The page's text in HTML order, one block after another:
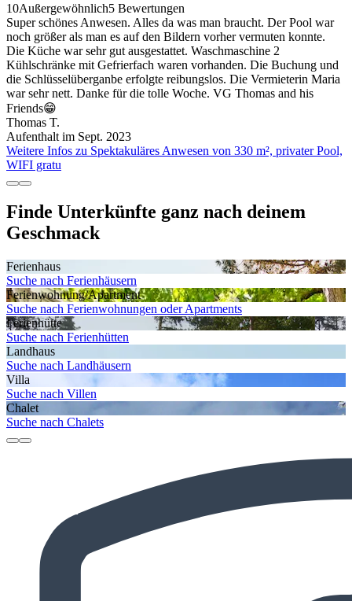
10Außergewöhnlich5 Bewertungen
Super schönes Anwesen. Alles da was man braucht. Der Pool war
noch größer als man es auf den Bildern vorher vermuten konnte.
Die Küche war sehr gut ausgestattet. Waschmaschine 2
Kühlschränke mit Gefrierfach waren vorhanden. Die Buchung und
die Schlüsselüberganbe erfolgte reibungslos. Die Vermieterin Maria
war sehr nett. Danke für die tolle Woche. VG Thomas and his
Friends😁
Thomas T.
Aufenthalt im Sept. 2023
Weitere Infos zu Spektakuläres Anwesen von 330 m², privater Pool,
WIFI gratu
Finde Unterkünfte ganz nach deinem
Geschmack
Ferienhaus
Suche nach Ferienhäusern
Ferienwohnung/Apartment
Suche nach Ferienwohnungen oder Apartments
Ferienhütte
Suche nach Ferienhütten
Landhaus
Suche nach Landhäusern
Villa
Suche nach Villen
Chalet
Suche nach Chalets